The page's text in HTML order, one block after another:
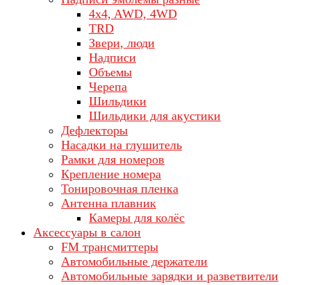
4x4, AWD, 4WD
TRD
Звери, люди
Надписи
Объемы
Черепа
Шильдики
Шильдики для акустики
Дефлекторы
Насадки на глушитель
Рамки для номеров
Крепление номера
Тонировочная пленка
Антенна плавник
Камеры для колёс
Аксессуары в салон
FM трансмиттеры
Автомобильные держатели
Автомобильные зарядки и разветвители